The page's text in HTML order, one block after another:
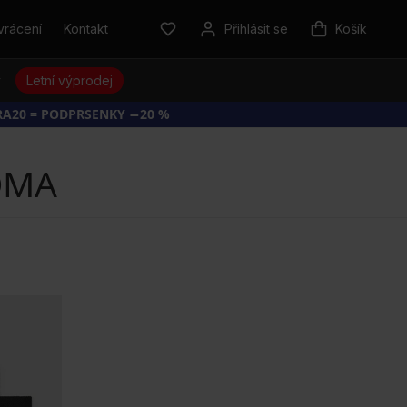
Kontakt Přihlásit se Košík
Letní výprodej
= PODPRSENKY −20 %